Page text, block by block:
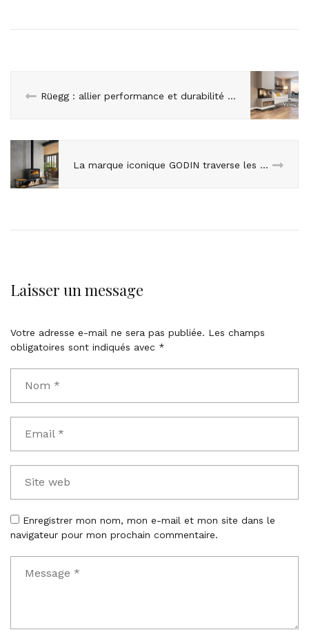
Rüegg : allier performance et durabilité dans votre cheminée
La marque iconique GODIN traverse les générations
Laisser un message
Votre adresse e-mail ne sera pas publiée. Les champs
obligatoires sont indiqués avec *
Enregistrer mon nom, mon e-mail et mon site dans le
navigateur pour mon prochain commentaire.